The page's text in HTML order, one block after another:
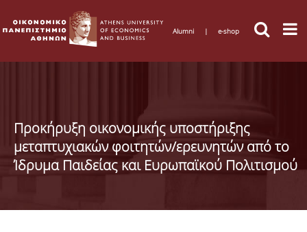
Alumni | e-shop
Προκήρυξη οικονομικής υποστήριξης
μεταπτυχιακών φοιτητών/ερευνητών από το
Ίδρυμα Παιδείας και Ευρωπαϊκού Πολιτισμού